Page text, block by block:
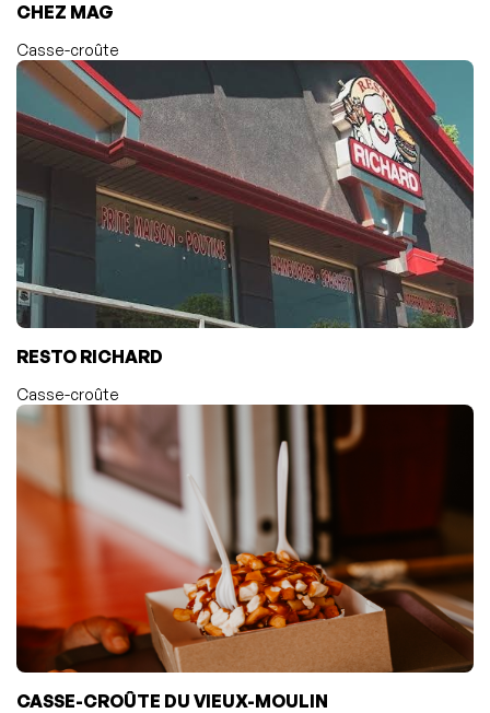
CHEZ MAG
Casse-croûte
RESTO RICHARD
Casse-croûte
CASSE-CROÛTE DU VIEUX-MOULIN